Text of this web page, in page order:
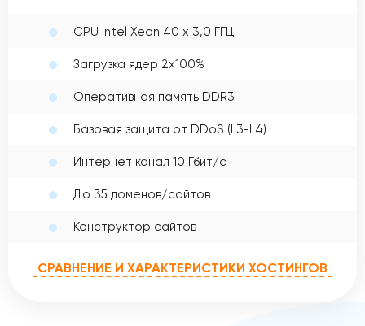
CPU Intel Xeon 40 x 3,0 ГГЦ
Загрузка ядер 2x100%
Оперативная память DDR3
Базовая защита от DDoS (L3-L4)
Интернет канал 10 Гбит/с
До 35 доменов/сайтов
Конструктор сайтов
СРАВНЕНИЕ И ХАРАКТЕРИСТИКИ ХОСТИНГОВ